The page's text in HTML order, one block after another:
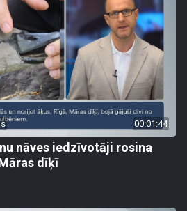
00:01:44
nāves iedzīvotāji rosina
dīķī